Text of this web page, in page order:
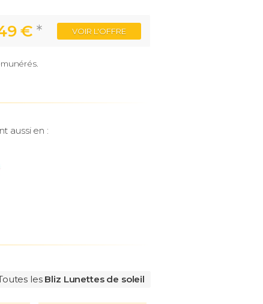
€ * VOIR L'OFFRE
aussi en :
les Bliz Lunettes de soleil